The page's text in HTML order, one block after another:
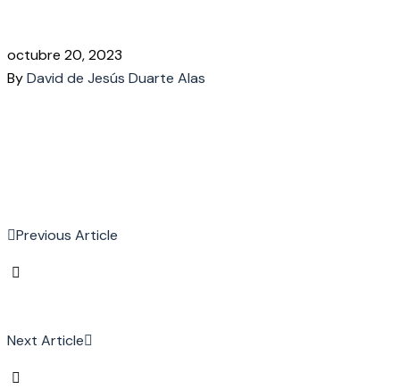
octubre 20, 2023
ByDavid de Jesús Duarte Alas
Previous Article
Next Article